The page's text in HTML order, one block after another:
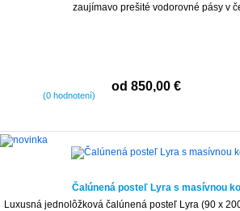
zaujímavo prešité vodorovné pásy v
(0 hodnotení)
od 850,00 €
Čalúnená posteľ Lyra s masívnou
Luxusná jednolôžková čalúnená posteľ Lyra (90 x